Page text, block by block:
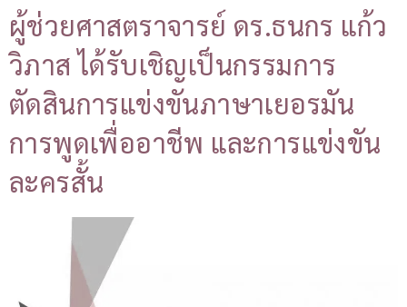
ผู้ช่วยศาสตราจารย์ ดร.ธนกร แก้ว
วิภาส ได้รับเชิญเป็นกรรมการ
ตัดสินการแข่งขันภาษาเยอรมัน
การพูดเพื่ออาชีพ และการแข่งขัน
ละครสั้น